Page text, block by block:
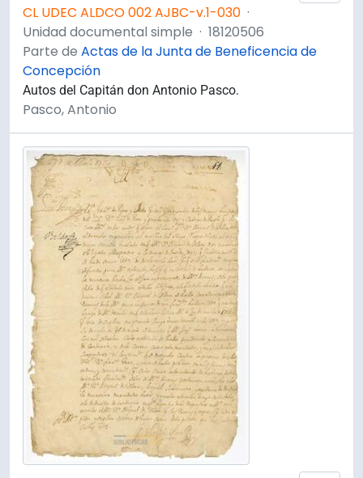
CL UDEC ALDCO 002 AJBC-v.1-030 ·
Unidad documental simple · 18120506
Parte de Actas de la Junta de Beneficencia de
Concepción
Autos del Capitán don Antonio Pasco.
Pasco, Antonio